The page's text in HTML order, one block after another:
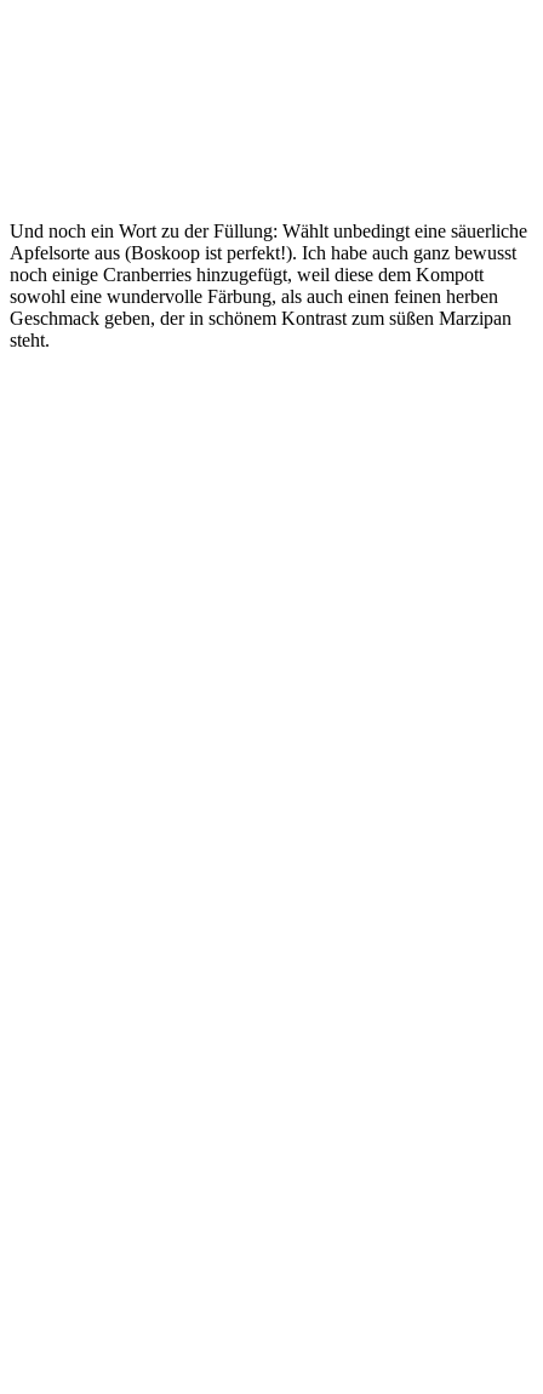
Und noch ein Wort zu der Füllung: Wählt unbedingt eine säuerliche
Apfelsorte aus (Boskoop ist perfekt!). Ich habe auch ganz bewusst
noch einige Cranberries hinzugefügt, weil diese dem Kompott
sowohl eine wundervolle Färbung, als auch einen feinen herben
Geschmack geben, der in schönem Kontrast zum süßen Marzipan
steht.